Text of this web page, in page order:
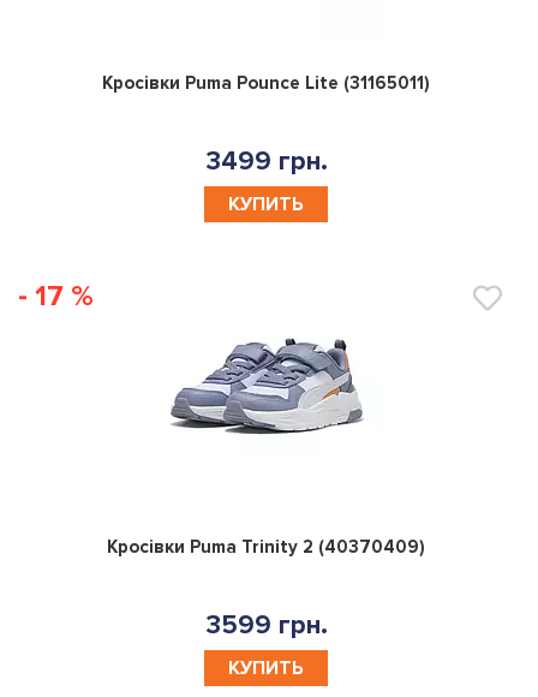
0
Кросівки Puma Pounce Lite (31165011)
3499 грн.
КУПИТЬ
- 17 %
0
Кросівки Puma Trinity 2 (40370409)
3599 грн.
КУПИТЬ